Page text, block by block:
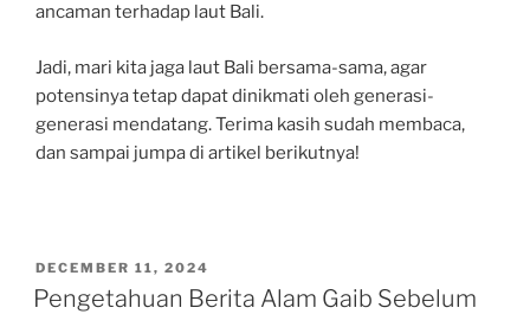
ancaman terhadap laut Bali.
Jadi, mari kita jaga laut Bali bersama-sama, agar
potensinya tetap dapat dinikmati oleh generasi-
generasi mendatang. Terima kasih sudah membaca,
dan sampai jumpa di artikel berikutnya!
POSTED
ON
DECEMBER 11, 2024
Pengetahuan Berita Alam Gaib Sebelum